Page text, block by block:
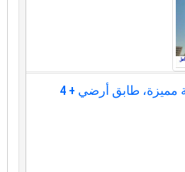
للبيع بناية استثمارية مميزة، طابق أرضي + 4